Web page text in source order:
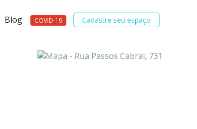
Blog COVID-19
Cadastre seu espaço